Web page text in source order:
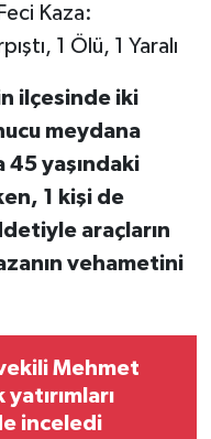
Kaza:
1 Ölü, 1 Yaralı
ilçesinde iki
meydana
45 yaşındaki
1 kişi de
araçların
vehametini
Mehmet
yatırımları
inceledi